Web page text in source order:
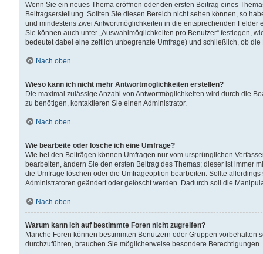
Wenn Sie ein neues Thema eröffnen oder den ersten Beitrag eines
Beitragserstellung. Sollten Sie diesen Bereich nicht sehen können, so
und mindestens zwei Antwortmöglichkeiten in die entsprechenden
Sie können auch unter „Auswahlmöglichkeiten pro Benutzer“ festlegen,
bedeutet dabei eine zeitlich unbegrenzte Umfrage) und schließlich, ob
Nach oben
Wieso kann ich nicht mehr Antwortmöglichkeiten erstellen?
Die maximal zulässige Anzahl von Antwortmöglichkeiten wird durch die
zu benötigen, kontaktieren Sie einen Administrator.
Nach oben
Wie bearbeite oder lösche ich eine Umfrage?
Wie bei den Beiträgen können Umfragen nur vom ursprünglichen
bearbeiten, ändern Sie den ersten Beitrag des Themas; dieser ist immer
die Umfrage löschen oder die Umfrageoption bearbeiten. Sollte
Administratoren geändert oder gelöscht werden. Dadurch soll die
Nach oben
Warum kann ich auf bestimmte Foren nicht zugreifen?
Manche Foren können bestimmten Benutzern oder Gruppen
durchzuführen, brauchen Sie möglicherweise besondere